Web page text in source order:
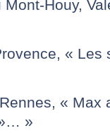
Houy,
« Les
« Max
»